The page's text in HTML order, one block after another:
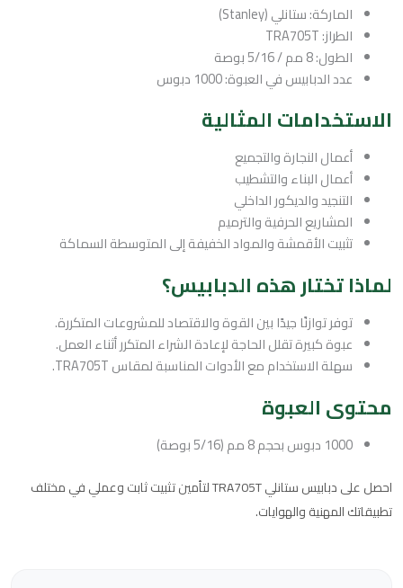
الماركة: ستانلي (Stanley)
الطراز: TRA705T
الطول: 8 مم / 5/16 بوصة
عدد الدبابيس في العبوة: 1000 دبوس
الاستخدامات المثالية
أعمال النجارة والتجميع
أعمال البناء والتشطيب
التنجيد والديكور الداخلي
المشاريع الحرفية والترميم
تثبيت الأقمشة والمواد الخفيفة إلى المتوسطة السماكة
لماذا تختار هذه الدبابيس؟
توفر توازنًا جيدًا بين القوة والاقتصاد للمشروعات المتكررة.
عبوة كبيرة تقلل الحاجة لإعادة الشراء المتكرر أثناء العمل.
سهلة الاستخدام مع الأدوات المناسبة لمقاس TRA705T.
محتوى العبوة
1000 دبوس بحجم 8 مم (5/16 بوصة)
احصل على دبابيس ستانلي TRA705T لتأمين تثبيت ثابت وعملي في مختلف
تطبيقاتك المهنية والهوايات.